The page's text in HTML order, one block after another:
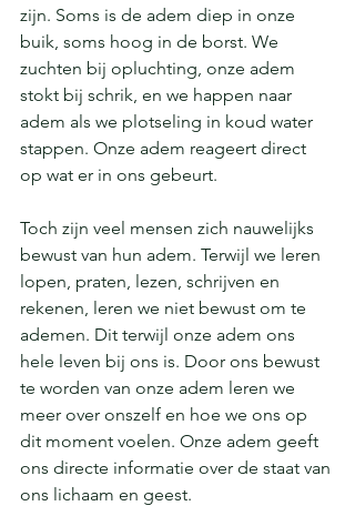
zijn. Soms is de adem diep in onze
buik, soms hoog in de borst. We
zuchten bij opluchting, onze adem
stokt bij schrik, en we happen naar
adem als we plotseling in koud water
stappen. Onze adem reageert direct
op wat er in ons gebeurt.
Toch zijn veel mensen zich nauwelijks
bewust van hun adem. Terwijl we leren
lopen, praten, lezen, schrijven en
rekenen, leren we niet bewust om te
ademen. Dit terwijl onze adem ons
hele leven bij ons is. Door ons bewust
te worden van onze adem leren we
meer over onszelf en hoe we ons op
dit moment voelen. Onze adem geeft
ons directe informatie over de staat van
ons lichaam en geest.